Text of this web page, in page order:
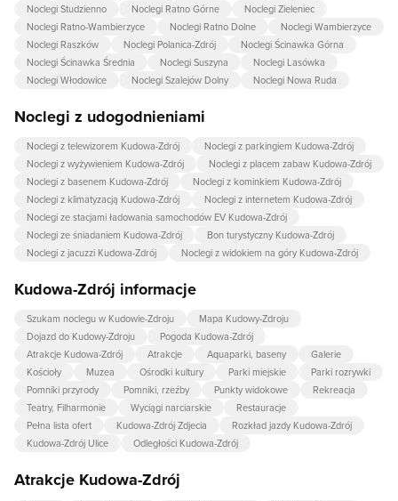
Noclegi Studzienno
Noclegi Ratno Górne
Noclegi Zieleniec
Noclegi Ratno-Wambierzyce
Noclegi Ratno Dolne
Noclegi Wambierzyce
Noclegi Raszków
Noclegi Polanica-Zdrój
Noclegi Ścinawka Górna
Noclegi Ścinawka Średnia
Noclegi Suszyna
Noclegi Lasówka
Noclegi Włodowice
Noclegi Szalejów Dolny Noclegi Nowa Ruda
Noclegi z udogodnieniami
Noclegi z telewizorem Kudowa-Zdrój
Noclegi z parkingiem Kudowa-Zdrój
Noclegi z wyżywieniem Kudowa-Zdrój
Noclegi z placem zabaw Kudowa-Zdrój
Noclegi z basenem Kudowa-Zdrój
Noclegi z kominkiem Kudowa-Zdrój
Noclegi z klimatyzacją Kudowa-Zdrój
Noclegi z internetem Kudowa-Zdrój
Noclegi ze stacjami ładowania samochodów EV Kudowa-Zdrój
Noclegi ze śniadaniem Kudowa-Zdrój
Bon turystyczny Kudowa-Zdrój
Noclegi z jacuzzi Kudowa-Zdrój
Noclegi z widokiem na góry Kudowa-Zdrój
Kudowa-Zdrój informacje
Szukam noclegu w Kudowie-Zdroju
Mapa Kudowy-Zdroju
Dojazd do Kudowy-Zdroju
Pogoda Kudowa-Zdrój
Atrakcje Kudowa-Zdrój
Atrakcje Aquaparki, baseny
Galerie
Kościoły
Muzea Ośrodki kultury Parki miejskie
Parki rozrywki
Pomniki przyrody
Pomniki, rzeźby Punkty widokowe
Rekreacja
Teatry, Filharmonie
Wyciągi narciarskie
Restauracje
Pełna lista ofert
Kudowa-Zdrój Zdjecia
Rozkład jazdy Kudowa-Zdrój
Kudowa-Zdrój Ulice
Odległości Kudowa-Zdrój
Atrakcje Kudowa-Zdrój